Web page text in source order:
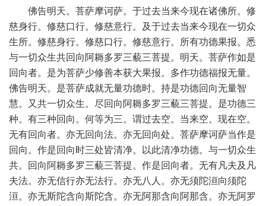
佛告明天。菩萨摩诃萨。于过去当来今现在诸佛所。修
慈身行。修慈口行。修慈意行。及于过去当来今现在一切众
生所。修慈身行。修慈口行。修慈意行。所有功德果报。悉
与一切众生共回向阿耨多罗三藐三菩提。明天。菩萨作如是
回向者。是为菩萨少修善本获大果报。多作功德福报无量。
佛告明天。是菩萨成就无量功德时。持是功德回向无量智
慧。又共一切众生。尽回向阿耨多罗三藐三菩提。是功德三
种。有三种回向。何等为三。谓过去空。当来空。现在空。
无有回向者。亦无回向法。亦无回向处。菩萨摩诃萨当作是
回向。作是回向时三处皆清净。以此清净功德。与一切众生
共。回向阿耨多罗三藐三菩提。作是回向者。无有凡夫及凡
夫法。亦无信行亦无法行。亦无八人。亦无须陀洹向须陀
洹。亦无斯陀含向斯陀含。亦无阿那含向阿那含。亦无阿罗